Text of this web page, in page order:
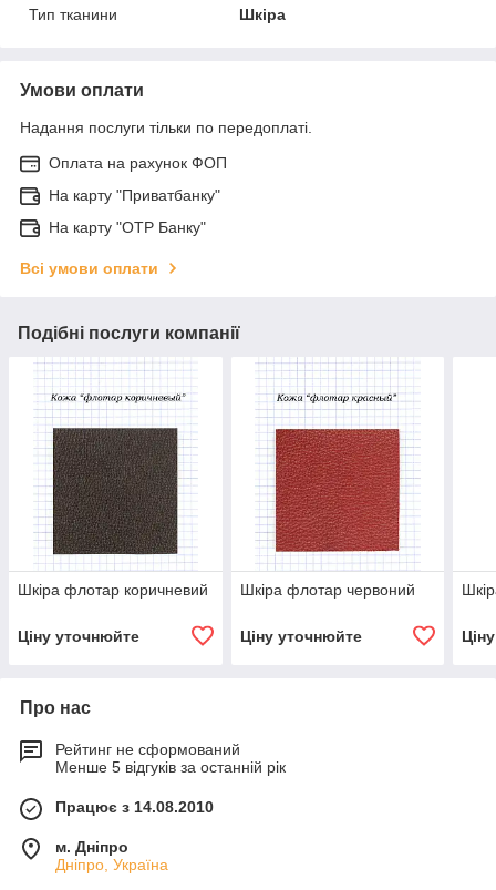
Тип тканини
Шкіра
Умови оплати
Надання послуги тільки по передоплаті.
Оплата на рахунок ФОП
На карту "Приватбанку"
На карту "OTP Банку"
Всі умови оплати
Подібні послуги компанії
Шкіра флотар коричневий
Ціну уточнюйте
Шкіра флотар червоний
Ціну уточнюйте
Про нас
Рейтинг не сформований
Менше 5 відгуків за останній рік
Працює з 14.08.2010
м. Дніпро
Дніпро, Україна